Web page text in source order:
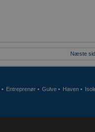
Næste
• Entreprenør • Gulve • Haven •